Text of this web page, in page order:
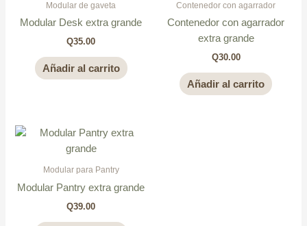
Modular de gaveta
Modular Desk extra grande
Q35.00
Añadir al carrito
Contenedor con agarrador
Contenedor con agarrador
extra grande
Q30.00
Añadir al carrito
Modular para Pantry
Modular Pantry extra grande
Q39.00